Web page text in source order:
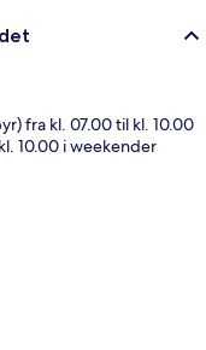
fra kl. 07.00 til kl. 10.00
10.00 i weekender